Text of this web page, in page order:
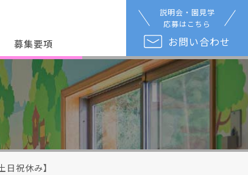
募集要項
説明会・園見学
応募はこちら
お問い合わせ
祝休み】